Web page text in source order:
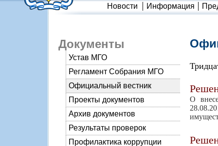
Новости Информация
Документы
Устав МГО
Регламент Собрания МГО
Официальный вестник
Проекты документов
Архив документов
Результаты проверок
Профилактика коррупции
О